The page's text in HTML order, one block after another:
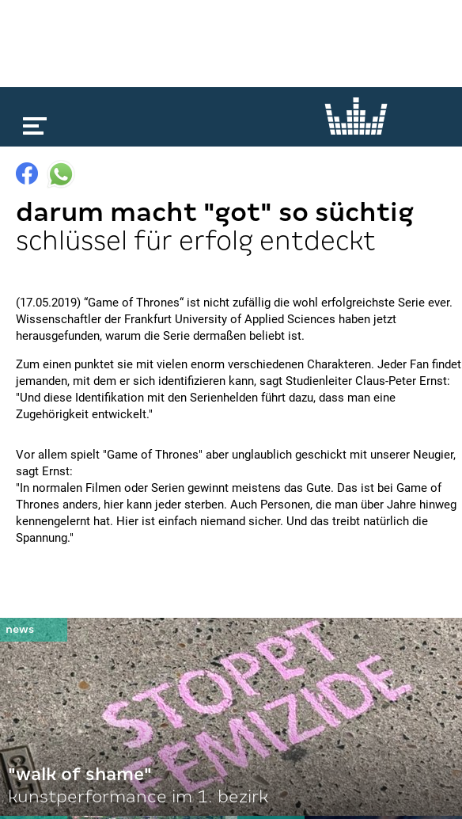
darum macht "got" so süchtig
schlüssel für erfolg entdeckt
(17.05.2019) “Game of Thrones“ ist nicht zufällig die wohl erfolgreichste Serie ever.
Wissenschaftler der Frankfurt University of Applied Sciences haben jetzt
herausgefunden, warum die Serie dermaßen beliebt ist.
Zum einen punktet sie mit vielen enorm verschiedenen Charakteren. Jeder Fan findet
jemanden, mit dem er sich identifizieren kann, sagt Studienleiter Claus-Peter Ernst:
"Und diese Identifikation mit den Serienhelden führt dazu, dass man eine
Zugehörigkeit entwickelt."
Vor allem spielt "Game of Thrones" aber unglaublich geschickt mit unserer Neugier,
sagt Ernst:
"In normalen Filmen oder Serien gewinnt meistens das Gute. Das ist bei Game of
Thrones anders, hier kann jeder sterben. Auch Personen, die man über Jahre hinweg
kennengelernt hat. Hier ist einfach niemand sicher. Und das treibt natürlich die
Spannung."
"walk of shame"
kunstperformance im 1. bezirk